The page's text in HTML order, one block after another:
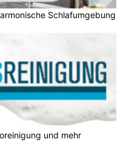
Schlafumgebung
und mehr